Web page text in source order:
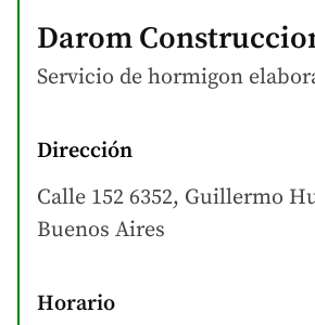
Darom
Servicio de hormigon
Dirección
Calle 152 6352, Guillermo
Buenos Aires
Horario